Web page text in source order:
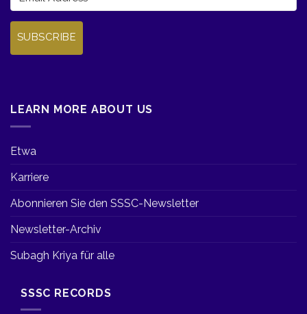
SUBSCRIBE
LEARN MORE ABOUT US
Etwa
Karriere
Abonnieren Sie den SSSC-Newsletter
Newsletter-Archiv
Subagh Kriya für alle
SSSC RECORDS